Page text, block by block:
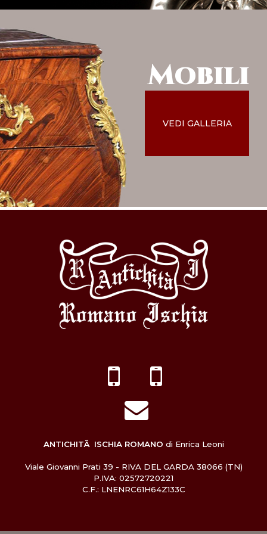
Mobili
VEDI GALLERIA
ANTICHITÃ ISCHIA ROMANO di Enrica Leoni
Viale Giovanni Prati 39 - RIVA DEL GARDA 38066 (TN)
P.IVA: 02572720221
C.F.: LNENRC61H64Z133C